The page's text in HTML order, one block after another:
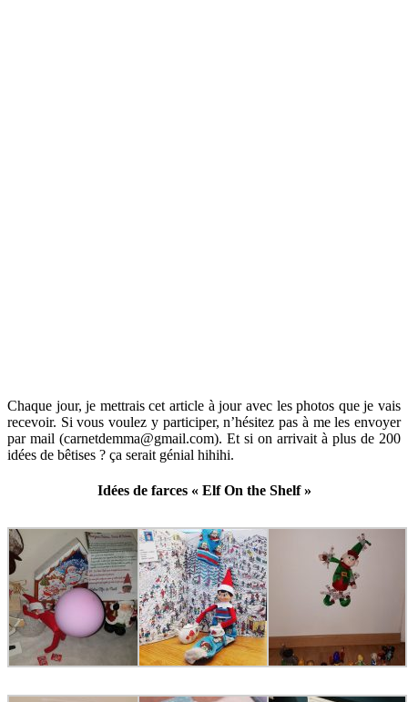
Chaque jour, je mettrais cet article à jour avec les photos que je vais
recevoir. Si vous voulez y participer, n’hésitez pas à me les envoyer
par mail (carnetdemma@gmail.com). Et si on arrivait à plus de 200
idées de bêtises ? ça serait génial hihihi.
Idées de farces « Elf On the Shelf »